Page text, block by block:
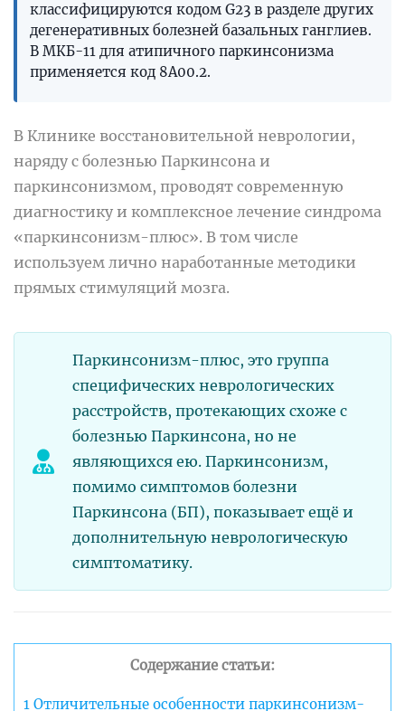
классифицируются кодом G23 в разделе других
дегенеративных болезней базальных ганглиев.
В МКБ-11 для атипичного паркинсонизма
применяется код 8A00.2.
В Клинике восстановительной неврологии,
наряду с болезнью Паркинсона и
паркинсонизмом, проводят современную
диагностику и комплексное лечение синдрома
«паркинсонизм-плюс». В том числе
используем лично наработанные методики
прямых стимуляций мозга.
Паркинсонизм-плюс, это группа
специфических неврологических
расстройств, протекающих схоже с
болезнью Паркинсона, но не
являющихся ею. Паркинсонизм,
помимо симптомов болезни
Паркинсона (БП), показывает ещё и
дополнительную неврологическую
симптоматику.
Содержание статьи:
1 Отличительные особенности паркинсонизм-